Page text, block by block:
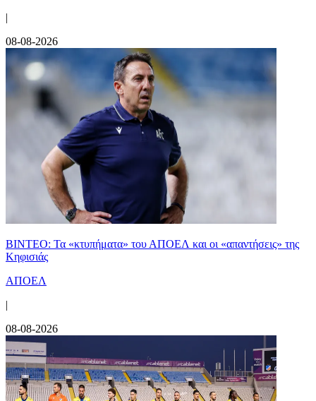
|
08-08-2026
ΒΙΝΤΕΟ: Τα «κτυπήματα» του ΑΠΟΕΛ και οι «απαντήσεις» της
Κηφισιάς
ΑΠΟΕΛ
|
08-08-2026